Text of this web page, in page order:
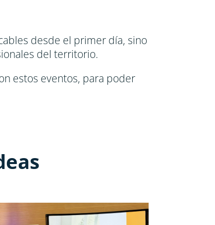
desde el primer día, sino
del territorio.
estos eventos, para poder